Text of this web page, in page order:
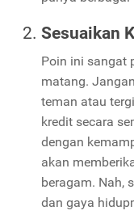
Sesuaikan
Poin ini sangat
matang.
teman atau
kredit secara
dengan
akan
beragam. Nah,
dan gaya